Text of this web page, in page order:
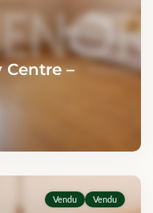
–
Vendu Vendu